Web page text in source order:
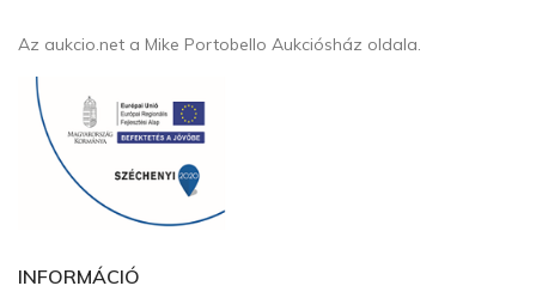
Az aukcio.net a Mike Portobello Aukciósház oldala.
INFORMÁCIÓ